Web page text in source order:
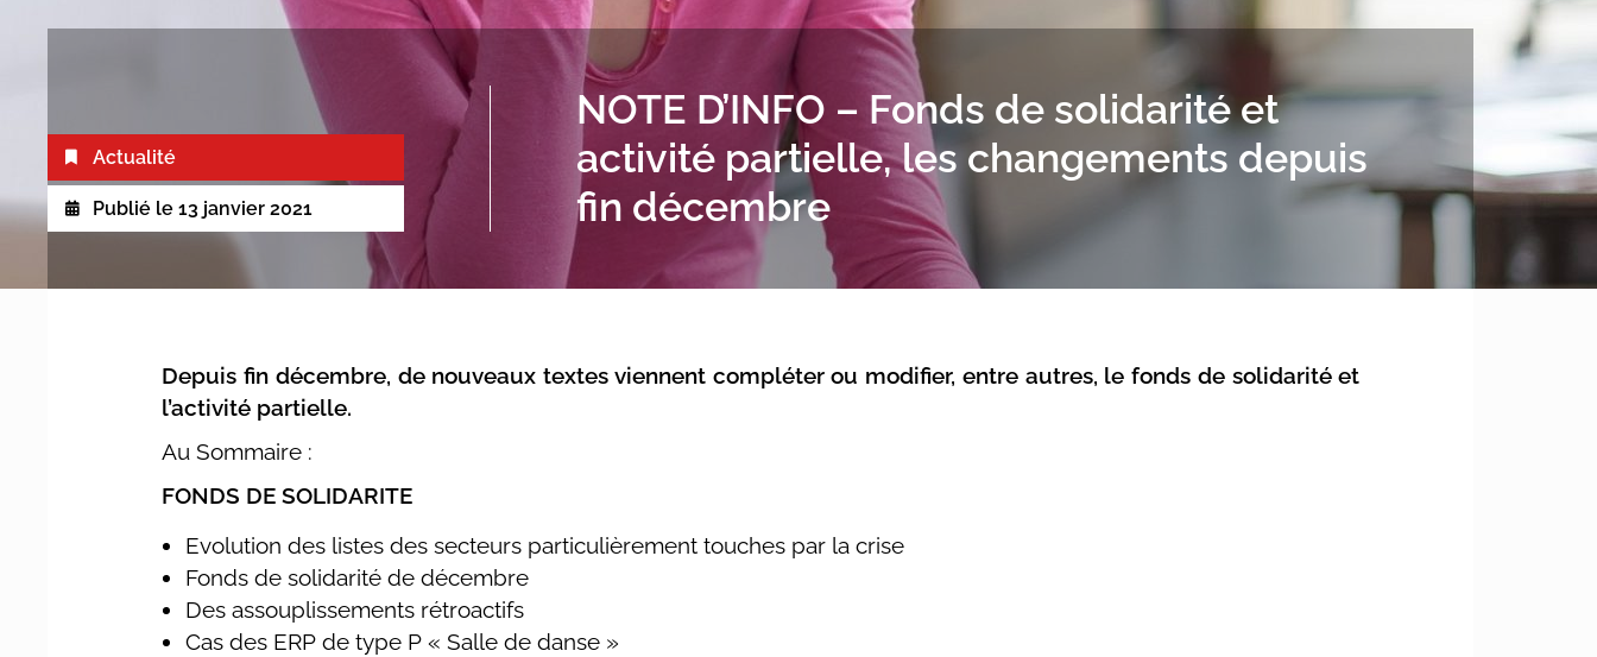
Actualité
Publié le 13 janvier 2021
NOTE D’INFO – Fonds de solidarité et
activité partielle, les changements depuis
fin décembre
Depuis fin décembre, de nouveaux textes viennent compléter ou modifier, entre autres, le fonds de solidarité et
l’activité partielle.
Au Sommaire :
FONDS DE SOLIDARITE
Evolution des listes des secteurs particulièrement touches par la crise
Fonds de solidarité de décembre
Des assouplissements rétroactifs
Cas des ERP de type P « Salle de danse »